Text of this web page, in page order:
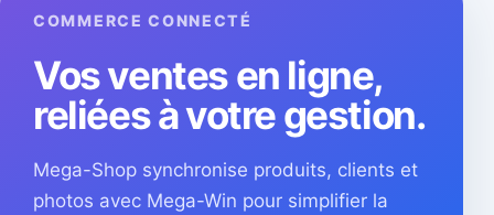
COMMERCE CONNECTÉ
Vos ventes en ligne,
reliées à votre gestion.
Mega-Shop synchronise produits, clients et
photos avec Mega-Win pour simplifier la